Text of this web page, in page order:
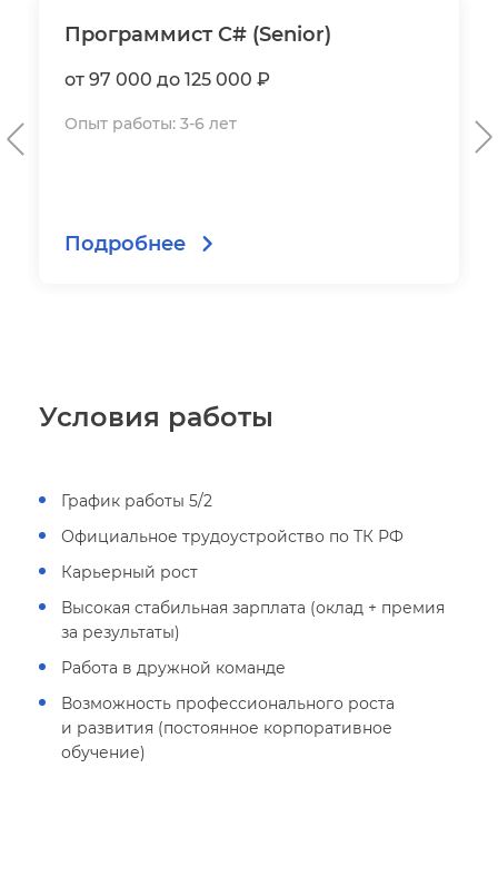
Программист C# (Senior)
от 97 000 до 125 000 ₽
Опыт работы: 3-6 лет
Подробнее
Условия работы
График работы 5/2
Официальное трудоустройство по ТК РФ
Карьерный рост
ысокая стабильная зарплата (оклад + премия
за результаты)
Работа в дружной команде
озможность профессионального роста
и развития (постоянное корпоративное
обучение)